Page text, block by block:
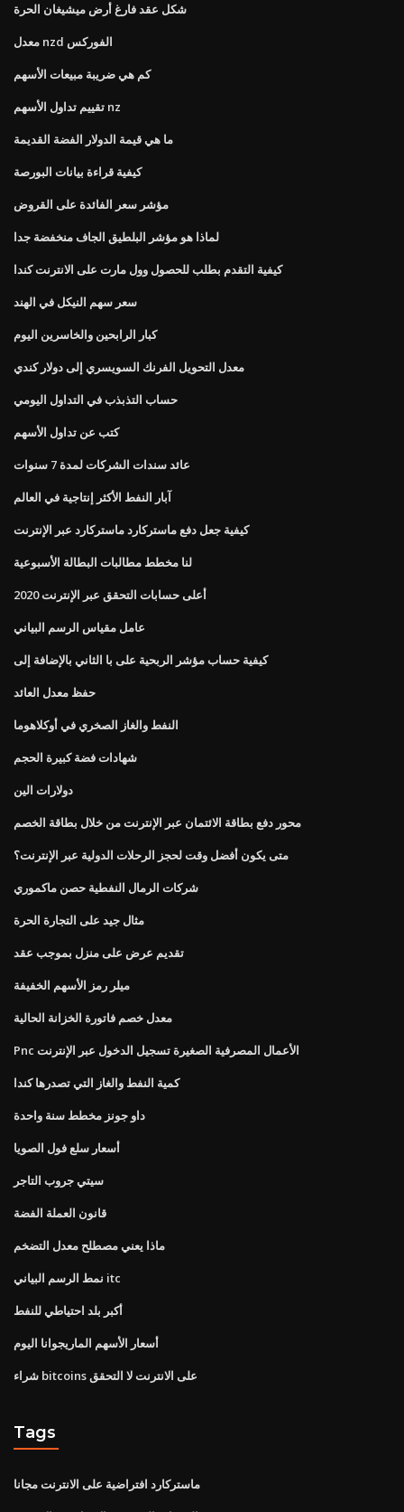
شكل عقد فارغ أرض ميشيغان الحرة
معدل nzd الفوركس
كم هي ضريبة مبيعات الأسهم
تقييم تداول الأسهم nz
ما هي قيمة الدولار الفضة القديمة
كيفية قراءة بيانات البورصة
مؤشر سعر الفائدة على القروض
لماذا هو مؤشر البلطيق الجاف منخفضة جدا
كيفية التقدم بطلب للحصول وول مارت على الانترنت كندا
سعر سهم النيكل في الهند
كبار الرابحين والخاسرين اليوم
معدل التحويل الفرنك السويسري إلى دولار كندي
حساب التذبذب في التداول اليومي
كتب عن تداول الأسهم
عائد سندات الشركات لمدة 7 سنوات
آبار النفط الأكثر إنتاجية في العالم
كيفية جعل دفع ماستركارد ماستركارد عبر الإنترنت
لنا مخطط مطالبات البطالة الأسبوعية
أعلى حسابات التحقق عبر الإنترنت 2020
عامل مقياس الرسم البياني
كيفية حساب مؤشر الربحية على با الثاني بالإضافة إلى
حفظ معدل العائد
النفط والغاز الصخري في أوكلاهوما
شهادات فضة كبيرة الحجم
دولارات الين
محور دفع بطاقة الائتمان عبر الإنترنت من خلال بطاقة الخصم
متى يكون أفضل وقت لحجز الرحلات الدولية عبر الإنترنت؟
شركات الرمال النفطية حصن ماكموري
مثال جيد على التجارة الحرة
تقديم عرض على منزل بموجب عقد
ميلر رمز الأسهم الخفيفة
معدل خصم فاتورة الخزانة الحالية
Pnc الأعمال المصرفية الصغيرة تسجيل الدخول عبر الإنترنت
كمية النفط والغاز التي تصدرها كندا
داو جونز مخطط سنة واحدة
أسعار سلع فول الصويا
سيتي جروب التاجر
قانون العملة الفضة
ماذا يعني مصطلح معدل التضخم
نمط الرسم البياني itc
أكبر بلد احتياطي للنفط
أسعار الأسهم الماريجوانا اليوم
شراء bitcoins على الانترنت لا التحقق
Tags
ماستركارد افتراضية على الانترنت مجانا